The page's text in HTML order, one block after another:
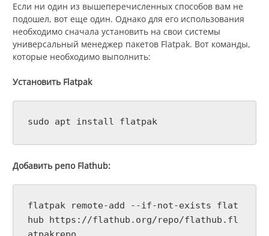
Если ни один из вышеперечисленных способов вам не
подошел, вот еще один. Однако для его использования
необходимо сначала установить на свои системы
универсальный менеджер пакетов Flatpak. Вот команды,
которые необходимо выполнить:
Установить Flatpak
sudo apt install flatpak
Добавить репо Flathub:
flatpak remote-add --if-not-exists flat
hub https://flathub.org/repo/flathub.fl